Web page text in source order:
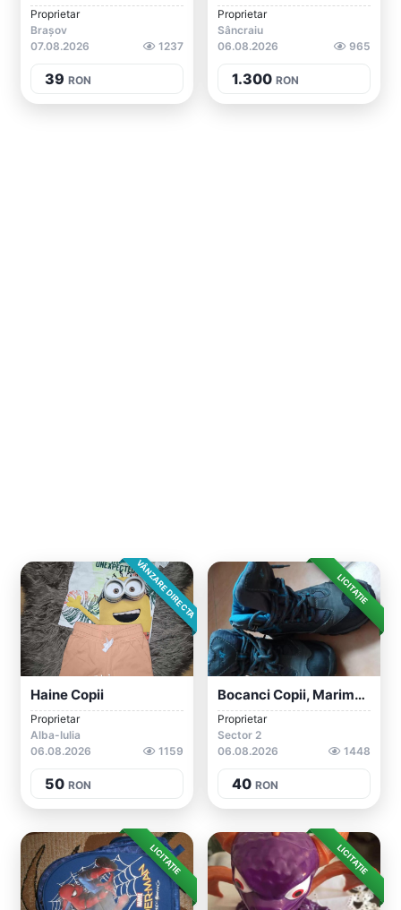
Proprietar
Brașov
07.08.2026
1237
39 RON
Proprietar
Sâncraiu
06.08.2026
965
1.300 RON
VÂNZARE DIRECTA
Haine Copii
Proprietar
Alba-Iulia
06.08.2026
1159
50 RON
LICITAȚIE
Bocanci Copii, Marimea 34
Proprietar
Sector 2
06.08.2026
1448
40 RON
LICITAȚIE LICITAȚIE